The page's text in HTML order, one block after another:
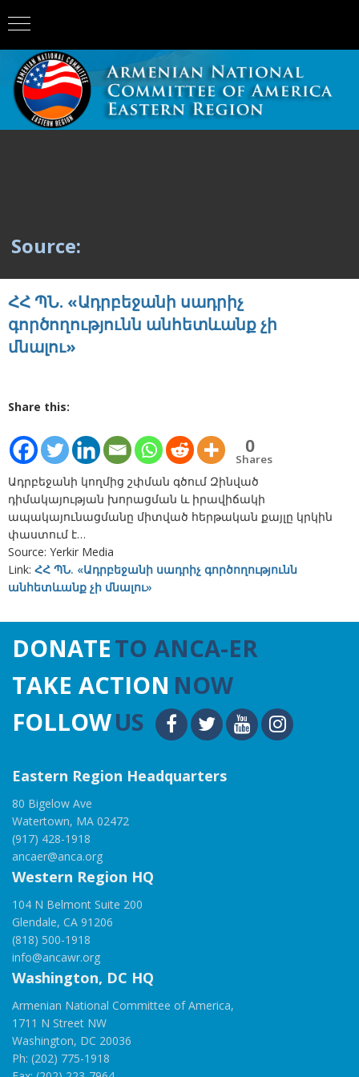
Source:
ՀՀ ՊՆ. «Ադրբեջանի սադրիչ
գործողությունն անհետևանք չի
մնալու»
Share this:
0
Shares
Ադրբեջանի կողմից շփման գծում Զինված
դիմակայության խորացման և իրավիճակի
ապակայունացմանը միտված հերթական քայլը կրկին
փաստում է…
Source: Yerkir Media
Link: ՀՀ ՊՆ. «Ադրբեջանի սադրիչ գործողությունն
անհետևանք չի մնալու»
DONATETO ANCA-ER
TAKE ACTION NOW
FOLLOWUS
Eastern Region Headquarters
80 Bigelow Ave
Watertown, MA 02472
(917) 428-1918
ancaer@anca.org
Western Region HQ
104 N Belmont Suite 200
Glendale, CA 91206
(818) 500-1918
info@ancawr.org
Washington, DC HQ
Armenian National Committee of America,
1711 N Street NW
Washington, DC 20036
Ph: (202) 775-1918